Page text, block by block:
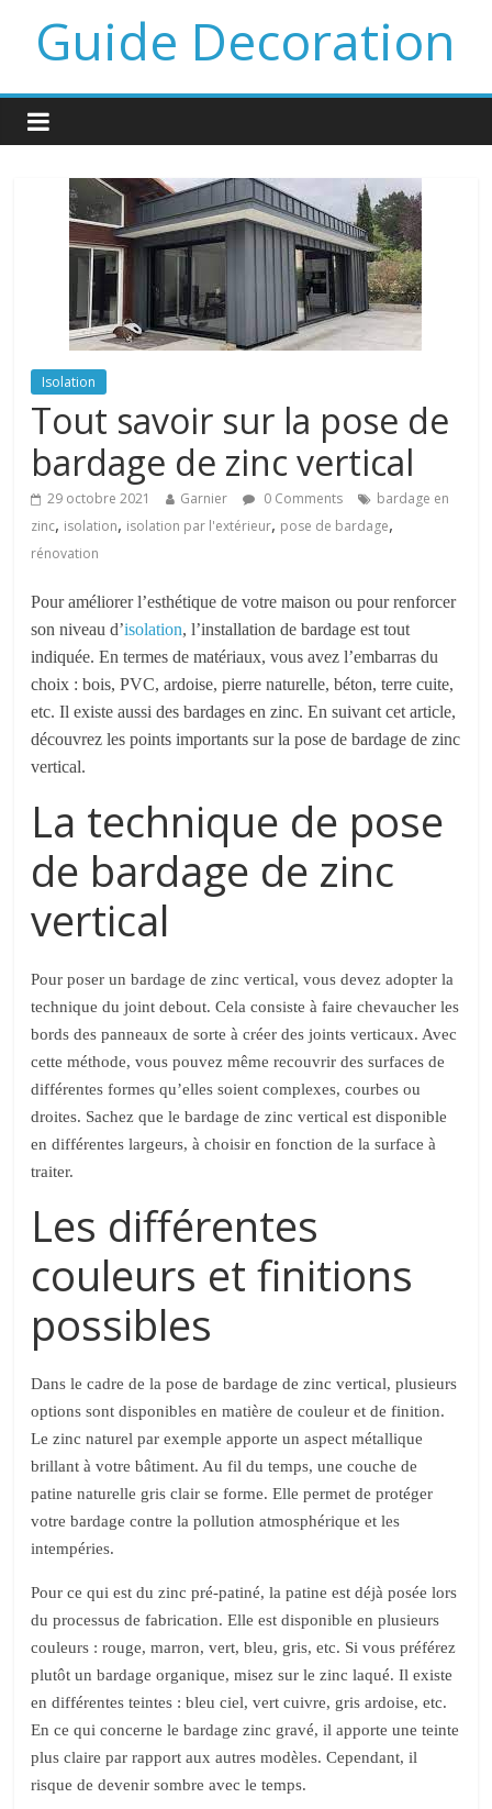
Guide Decoration
Isolation
Tout savoir sur la pose de
bardage de zinc vertical
29 octobre 2021 Garnier 0 Comments
bardage en
zinc, isolation, isolation par l'extérieur, pose de bardage,
rénovation
Pour améliorer l’esthétique de votre maison ou pour renforcer
son niveau d’isolation, l’installation de bardage est tout
indiquée. En termes de matériaux, vous avez l’embarras du
choix : bois, PVC, ardoise, pierre naturelle, béton, terre cuite,
etc. Il existe aussi des bardages en zinc. En suivant cet article,
découvrez les points importants sur la pose de bardage de zinc
vertical.
La technique de pose
de bardage de zinc
vertical
Pour poser un bardage de zinc vertical, vous devez adopter la
technique du joint debout. Cela consiste à faire chevaucher les
bords des panneaux de sorte à créer des joints verticaux. Avec
cette méthode, vous pouvez même recouvrir des surfaces de
différentes formes qu’elles soient complexes, courbes ou
droites. Sachez que le bardage de zinc vertical est disponible
en différentes largeurs, à choisir en fonction de la surface à
traiter.
Les différentes
couleurs et finitions
possibles
Dans le cadre de la pose de bardage de zinc vertical, plusieurs
options sont disponibles en matière de couleur et de finition.
Le zinc naturel par exemple apporte un aspect métallique
brillant à votre bâtiment. Au fil du temps, une couche de
patine naturelle gris clair se forme. Elle permet de protéger
votre bardage contre la pollution atmosphérique et les
intempéries.
Pour ce qui est du zinc pré-patiné, la patine est déjà posée lors
du processus de fabrication. Elle est disponible en plusieurs
couleurs : rouge, marron, vert, bleu, gris, etc. Si vous préférez
plutôt un bardage organique, misez sur le zinc laqué. Il existe
en différentes teintes : bleu ciel, vert cuivre, gris ardoise, etc.
En ce qui concerne le bardage zinc gravé, il apporte une teinte
plus claire par rapport aux autres modèles. Cependant, il
risque de devenir sombre avec le temps.